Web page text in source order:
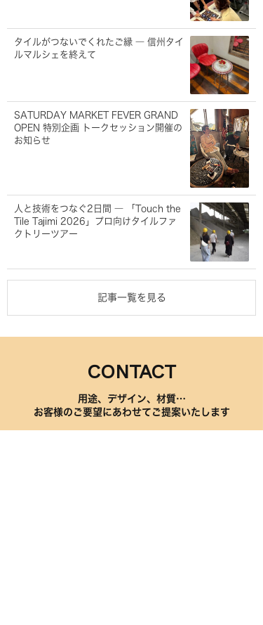
タイルがつないでくれたご縁 ― 信州タイ
ルマルシェを終えて
SATURDAY MARKET FEVER GRAND
OPEN 特別企画 トークセッション開催の
お知らせ
人と技術をつなぐ2日間 ― 「Touch the
Tile Tajimi 2026」プロ向けタイルファ
クトリーツアー
記事一覧を見る
CONTACT
用途、デザイン、材質…
お客様のご要望にあわせてご提案いたします
0572-43-3221